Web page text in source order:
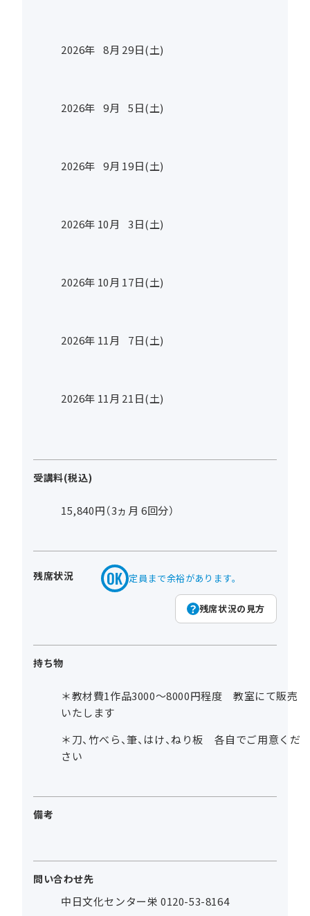
2026年 8月 29日(土)
2026年 9月 5日(土)
2026年 9月 19日(土)
2026年 10月 3日(土)
2026年 10月 17日(土)
2026年 11月 7日(土)
2026年 11月 21日(土)
受講料(税込)
15,840円（3ヵ月 6回分）
残席状況 定員まで余裕があります。
残席状況の見方
持ち物
＊教材費1作品3000～8000円程度 教室にて販売
いたします
＊刀、竹べら、筆、はけ、ねり板 各自でご用意くだ
さい
備考
問い合わせ先
中日文化センター栄 0120-53-8164